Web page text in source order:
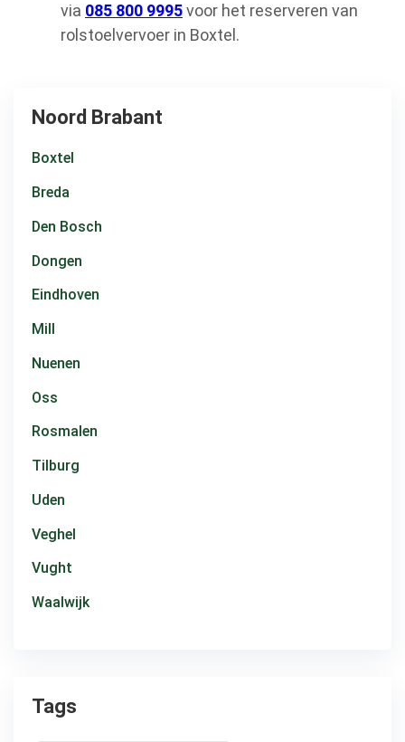
via 085 800 9995voor het reserveren van
rolstoelvervoer in Boxtel.
Noord Brabant
Boxtel
Breda
Den Bosch
Dongen
Eindhoven
Mill
Nuenen
Oss
Rosmalen
Tilburg
Uden
Veghel
Vught
Waalwijk
Tags